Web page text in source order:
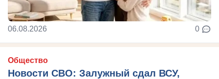
06.08.2026 0
Общество
Новости СВО: Залужный сдал ВСУ,